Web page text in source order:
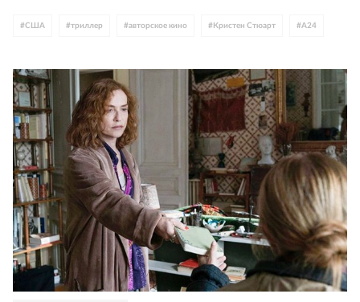
#США #триллер #авторское кино # Кристен Стюарт #A24